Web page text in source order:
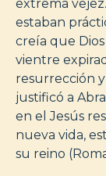
extrema
estaban
creía que
vientre
resurrección
justificó a
en el Jesús
nueva vida,
su reino